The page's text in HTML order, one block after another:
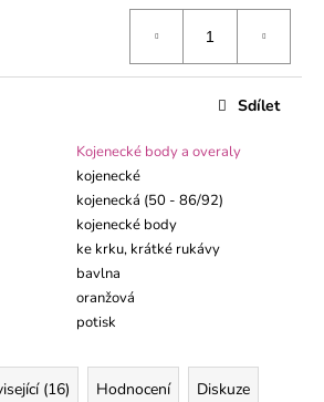
Kojenecké body a overaly
kojenecké
kojenecká (50 - 86/92)
kojenecké body
ke krku, krátké rukávy
bavlna
oranžová
potisk
Sdílet
(16) Hodnocení Diskuze